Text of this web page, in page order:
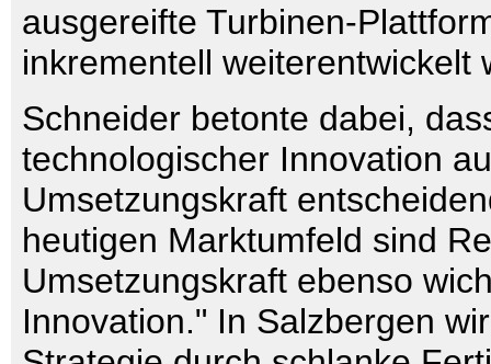
ausgereifte Turbinen-
inkrementell weiterentwickelt
Schneider betonte dabei,
technologischer Innovation
Umsetzungskraft
heutigen Marktumfeld sind
Umsetzungskraft ebenso
Innovation." In Salzbergen